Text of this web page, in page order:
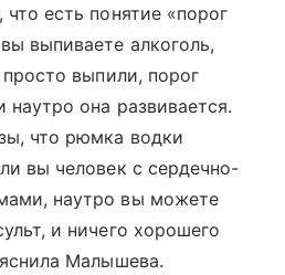
есть понятие «порог
выпиваете алкоголь,
выпили, порог
она развивается.
что рюмка водки
вы человек с сердечно-
наутро вы можете
и ничего хорошего
Малышева.